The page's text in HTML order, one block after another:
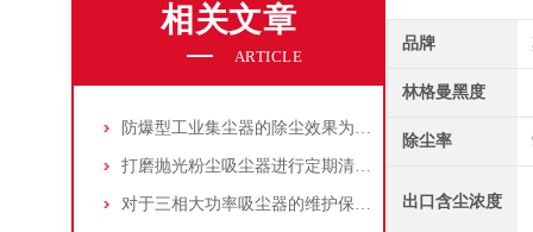
相关文章
ARTICLE
防爆型工业集尘器的除尘效果为何不佳？
打磨抛光粉尘吸尘器进行定期清理的重要性
对于三相大功率吸尘器的维护保养，你了解多少
品牌
林格曼黑度
除尘率
出口含尘浓度